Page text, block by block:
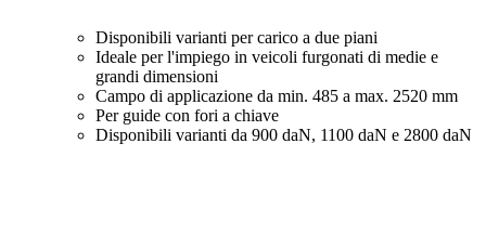
Disponibili varianti per carico a due piani
Ideale per l'impiego in veicoli furgonati di medie e
grandi dimensioni
Campo di applicazione da min. 485 a max. 2520 mm
Per guide con fori a chiave
Disponibili varianti da 900 daN, 1100 daN e 2800 daN